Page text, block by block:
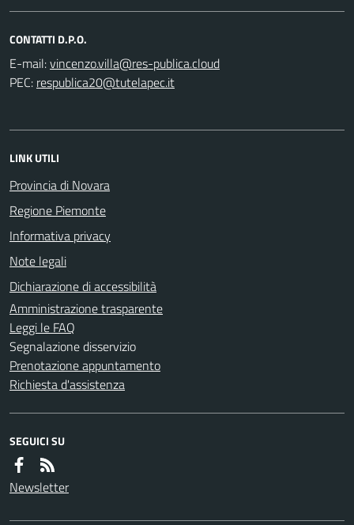
CONTATTI D.P.O.
E-mail:
PEC:
LINK UTILI
Provincia di Novara
Regione Piemonte
Informativa privacy
Note legali
Dichiarazione di accessibilità
Amministrazione trasparente
Leggi le FAQ
Segnalazione disservizio
Prenotazione appuntamento
Richiesta d'assistenza
SEGUICI SU
Newsletter